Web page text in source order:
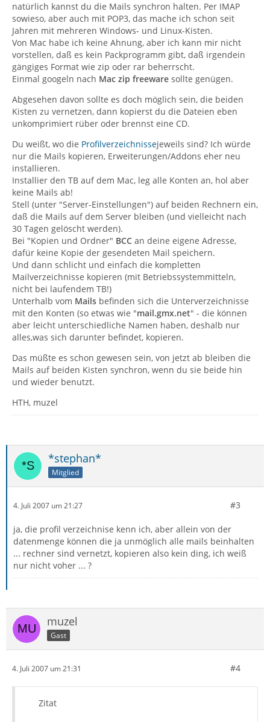
natürlich kannst du die Mails synchron halten. Per IMAP
sowieso, aber auch mit POP3, das mache ich schon seit
Jahren mit mehreren Windows- und Linux-Kisten.
Von Mac habe ich keine Ahnung, aber ich kann mir nicht
vorstellen, daß es kein Packprogramm gibt, daß irgendein
gängiges Format wie zip oder rar beherrscht.
Einmal googeln nach Mac zip freeware sollte genügen.
Abgesehen davon sollte es doch möglich sein, die beiden
Kisten zu vernetzen, dann kopierst du die Dateien eben
unkomprimiert rüber oder brennst eine CD.
Du weißt, wo die Profilverzeichnissejeweils sind? Ich würde
nur die Mails kopieren, Erweiterungen/Addons eher neu
installieren.
Installier den TB auf dem Mac, leg alle Konten an, hol aber
keine Mails ab!
Stell (unter "Server-Einstellungen") auf beiden Rechnern ein,
daß die Mails auf dem Server bleiben (und vielleicht nach
30 Tagen gelöscht werden).
Bei "Kopien und Ordner" BCC an deine eigene Adresse,
dafür keine Kopie der gesendeten Mail speichern.
Und dann schlicht und einfach die kompletten
Mailverzeichnisse kopieren (mit Betriebssystemmitteln,
nicht bei laufendem TB!)
Unterhalb vom Mails befinden sich die Unterverzeichnisse
mit den Konten (so etwas wie "mail.gmx.net" - die können
aber leicht unterschiedliche Namen haben, deshalb nur
alles,was sich darunter befindet, kopieren.
Das müßte es schon gewesen sein, von jetzt ab bleiben die
Mails auf beiden Kisten synchron, wenn du sie beide hin
und wieder benutzt.
HTH, muzel
*stephan*
Mitglied
4. Juli 2007 um 21:27 #3
ja, die profil verzeichnise kenn ich, aber allein von der
datenmenge können die ja unmöglich alle mails beinhalten
... rechner sind vernetzt, kopieren also kein ding, ich weiß
nur nicht voher ... ?
muzel
Gast
4. Juli 2007 um 21:31 #4
Zitat